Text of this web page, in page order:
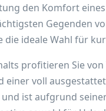
den Komfort
Gegenden
ideale Wahl für
profitieren Sie
voll
ist aufgrund